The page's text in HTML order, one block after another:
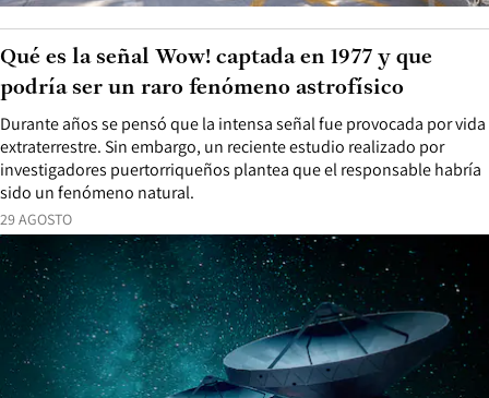
29 AGOSTO
Durante años se pensó que la intensa señal fue provocada por vida
extraterrestre. Sin embargo, un reciente estudio realizado por
investigadores puertorriqueños plantea que el responsable habría
sido un fenómeno natural.
Qué es la señal Wow! captada en 1977 y que
podría ser un raro fenómeno astrofísico